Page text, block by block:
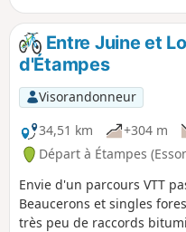
milieux naturels s’offre
Entre Juine et
d'Étampes
Visorandonneur
34,51 km
+304 m
Départ à Étampes
Envie d'un parcours VTT
Beaucerons et singles
très peu de raccords